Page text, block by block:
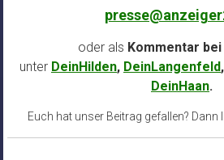
oder als Kommentar bei
unter DeinHilden, DeinLangenfeld,
DeinHaan.
Euch hat unser Beitrag gefallen? Dann